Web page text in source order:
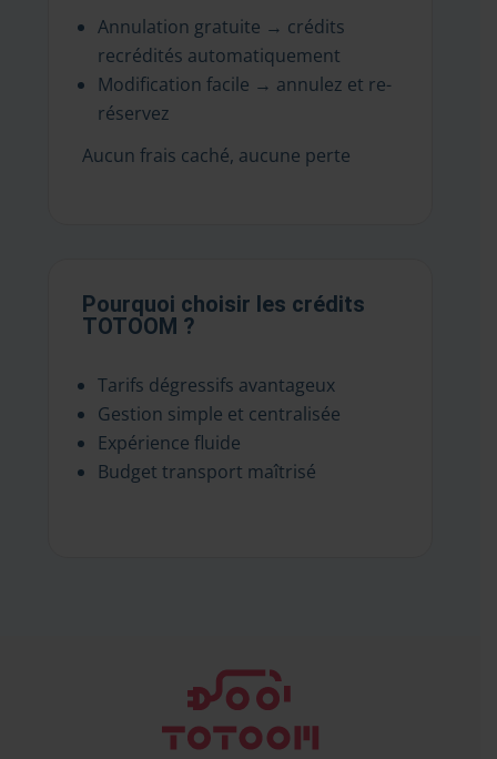
Annulation gratuite → crédits
recrédités automatiquement
Modification facile → annulez et re-
réservez
Aucun frais caché, aucune perte
Pourquoi choisir les crédits
TOTOOM ?
Tarifs dégressifs avantageux
Gestion simple et centralisée
Expérience fluide
Budget transport maîtrisé